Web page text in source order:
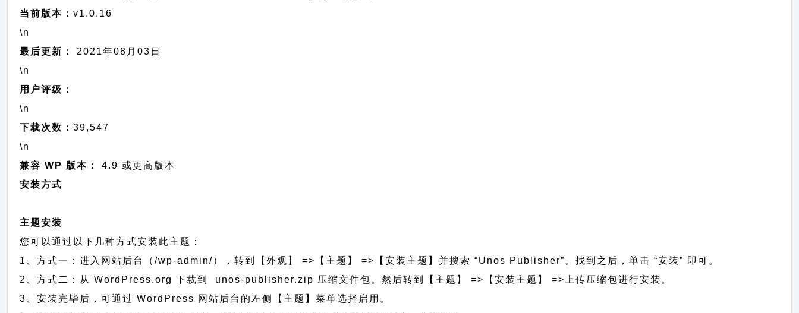
当前版本：v1.0.16
\n
最后更新：
2021年08月03日
\n
用户评级：
\n
下载次数：39,547
\n
兼容 WP 版本：
4.9 或更高版本
安装方式
主题安装
您可以通过以下几种方式安装此主题：
1、方式一：进入网站后台（/wp-admin/），转到【外观】 =>【主题】 =>【安装主题】并搜索 “Unos Publisher”。找到之后，单击 “安装” 即可。
2、方式二：从 WordPress.org 下载到 unos-publisher.zip 压缩文件包。然后转到【主题】 =>【安装主题】 =>上传压缩包进行安装。
3、安装完毕后，可通过 WordPress 网站后台的左侧【主题】菜单选择启用。